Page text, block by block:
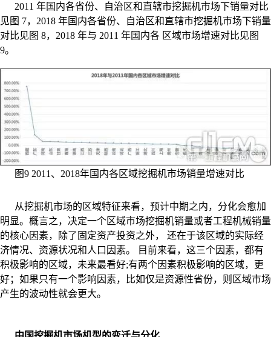
2011 年国内各省份、自治区和直辖市挖掘机市场下销量对比
见图 7，2018 年国内各省份、自治区和直辖市挖掘机市场下销量
对比见图 8，2018 年与 2011 年国内各 区域市场增速对比见图
9。
图9 2011、2018年国内各区域挖掘机市场销量增速对比
从挖掘机市场的区域特征来看，预计中期之内，分化会愈加
明显。概言之，决定一个区域市场挖掘机销量或者工程机械销量
的核心因素，除了固定资产投资之外， 还在于该区域的实际经
济情况、资源状况和人口因素。 目前来看，这三个因素，都有
积极影响的区域，未来最看好;有两个因素积极影响的区域，更
好；如果只有一个影响因素，比如仅是资源性省份，则区域市场
产生的波动性就会更大。